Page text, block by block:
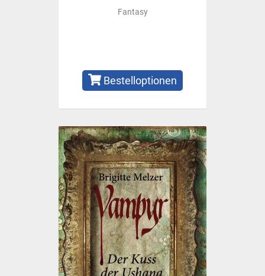
Fantasy
Bestelloptionen